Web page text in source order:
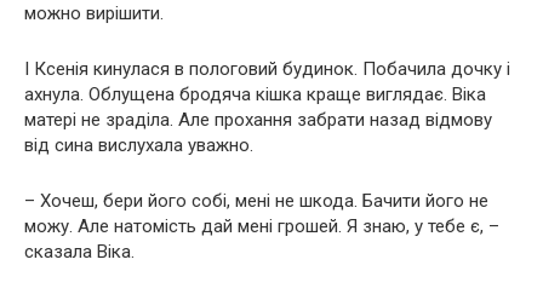
можно вирішити.
І Ксенія кинулася в пологовий будинок. Побачила дочку і
ахнула. Облущена бродяча кішка краще виглядає. Віка
матері не зраділа. Але прохання забрати назад відмову
від сина вислухала уважно.
– Хочеш, бери його собі, мені не шкода. Бачити його не
можу. Але натомість дай мені грошей. Я знаю, у тебе є, –
сказала Віка.